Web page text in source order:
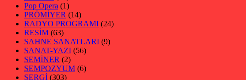
Pop Opera (1)
PRÖMİYER (14)
RADYO PROGRAMI (24)
RESİM (63)
SAHNE SANATLARI (9)
SANAT-YAZI (56)
SEMİNER (2)
SEMPOZYUM (6)
SERGİ (303)